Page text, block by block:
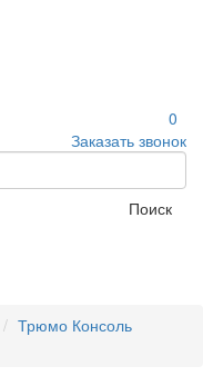
0
Заказать звонок
Поиск
Трюмо Консоль